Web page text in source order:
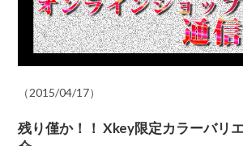
（2015/04/17）
残り僅か！！ Xkey限定カラーバリ